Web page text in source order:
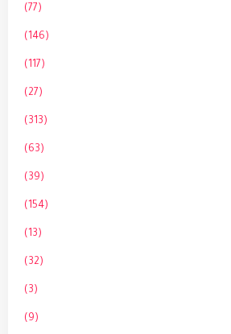
(77)
(146)
(117)
(27)
(313)
(63)
(39)
(154)
(13)
(32)
(3)
(9)